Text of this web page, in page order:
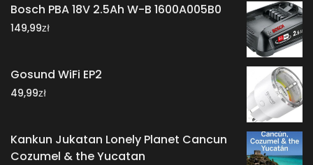
Bosch PBA 18V 2.5Ah W-B 1600A005B0
149,99zł
Gosund WiFi EP2
49,99zł
Kankun Jukatan Lonely Planet Cancun
Cozumel & the Yucatan